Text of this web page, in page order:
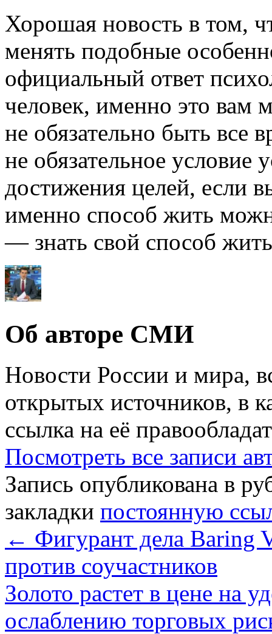
Хорошая новость в том,
менять подобные
официальный ответ
человек, именно это вам
не обязательно быть все
не обязательное условие
достижения целей, если
именно способ жить
— знать свой способ
Об авторе СМИ
Новости России и мира,
открытых источников, в
ссылка на её
Посмотреть все записи
Запись опубликована в
закладки постоянную
← Фигурант дела Baring
против соучастников
Золото растет в цене на
ослаблению торговых